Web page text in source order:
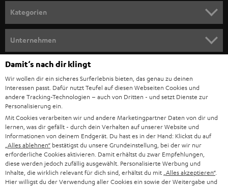
n
m
e
l
d
u
n
g
Kategorien
HEIMKINO-KOMPLETTANLAGEN
SOUNDBAR
HIFI-LAUTSPRECHER
SMART HOME
BLUETOOTH-LAUTSPRECHER
KOPFHÖRER
Unternehmen
SUPPORT
KARRIERE
PRESSE & MARKETING
GESCHÄFTSKUNDEN
PARTNERPROGRAMM
BLOG
Teufel Onlineshops
DEUTSCHLAND
ÖSTERREICH
SCHWEIZ
NIEDERLANDE
Damit‘s nach dir klingt
Wir wollen dir ein sicheres Surferlebnis bieten, das genau zu deinen
Interessen passt. Dafür nutzt Teufel auf diesen Webseiten Cookies und
andere Tracking-Technologien – auch von Dritten - und setzt Dienste zur
Personalisierung ein.
Mit Cookies verarbeiten wir und andere Marketingpartner Daten von dir und
lernen, was dir gefällt - durch dein Verhalten auf unserer Website und
Informationen von deinem Endgerät. Du hast es in der Hand: Klickst du auf
„Alles ablehnen“ bestätigst du unsere Grundeinstellung, bei der wir nur
erforderliche Cookies aktivieren. Damit erhältst du zwar Empfehlungen,
diese werden jedoch zufällig ausgewählt. Personalisierte Werbung und
Inhalte, die wirklich relevant für dich sind, erhältst du mit „Alles akzeptieren“.
Hier willigst du der Verwendung aller Cookies ein sowie der Weitergabe und